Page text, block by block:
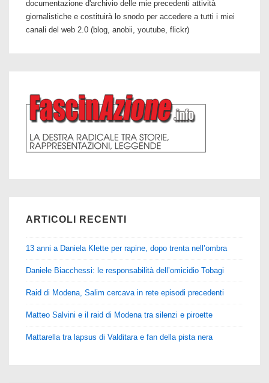
documentazione d'archivio delle mie precedenti attività
giornalistiche e costituirà lo snodo per accedere a tutti i miei
canali del web 2.0 (blog, anobii, youtube, flickr)
ARTICOLI RECENTI
13 anni a Daniela Klette per rapine, dopo trenta nell’ombra
Daniele Biacchessi: le responsabilità dell’omicidio Tobagi
Raid di Modena, Salim cercava in rete episodi precedenti
Matteo Salvini e il raid di Modena tra silenzi e piroette
Mattarella tra lapsus di Valditara e fan della pista nera